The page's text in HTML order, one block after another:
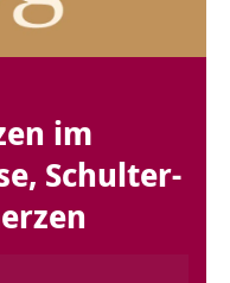
im
Schulter-